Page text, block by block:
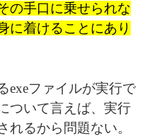
の手口に乗せられな
に着けることにあり
ファイルが実行で
ついて言えば、実行
れるから問題ない。